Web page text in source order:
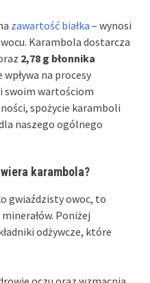
zawartość białka – wynosi
Karambola dostarcza
2,78 g błonnika
na procesy
swoim wartościom
spożycie karamboli
naszego ogólnego
karambola?
gwiaździsty owoc, to
Poniżej
odżywcze, które